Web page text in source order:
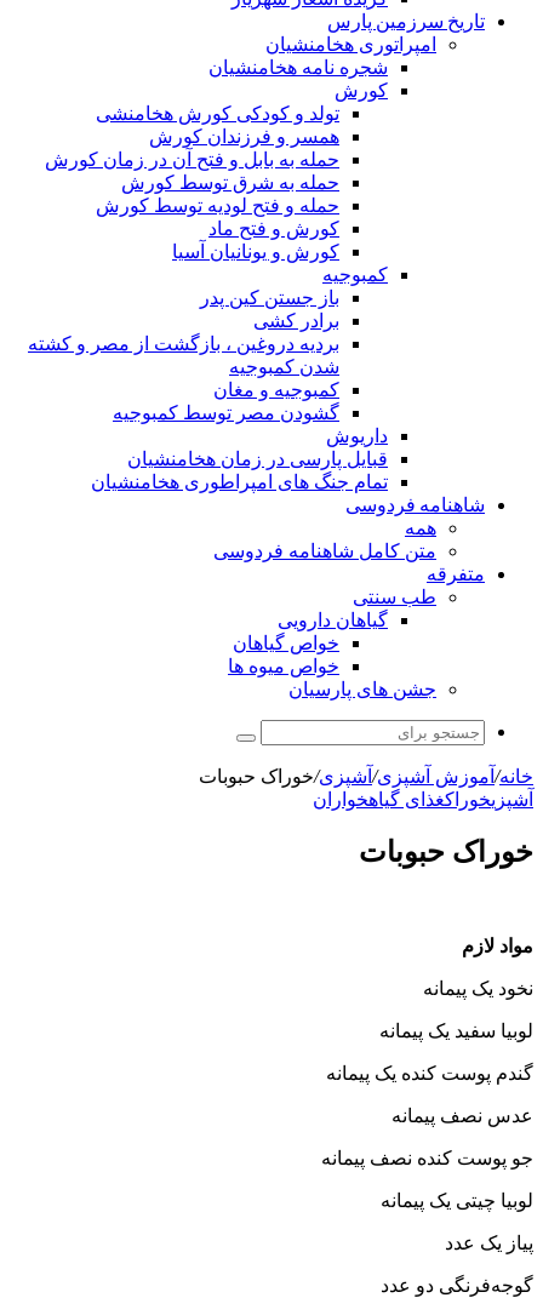
تاریخ سرزمین پارس
امپراتوری هخامنشیان
شجره نامه هخامنشیان
کورش
تولد و کودکی کورش هخامنشی
همسر و فرزندان کورش
حمله به بابل و فتح آن در زمان کورش
حمله به شرق توسط کورش
حمله و فتح لودیه توسط کورش
کورش و فتح ماد
کورش و یونانیان آسیا
کمبوجیه
باز جستن کین پدر
برادر کشی
بردیه دروغین ، بازگشت از مصر و کشته
شدن کمبوجیه
کمبوجیه و مغان
گشودن مصر توسط کمبوجیه
داریوش
قبایل پارسی در زمان هخامنشیان
تمام جنگ های امپراطوری هخامنشیان
شاهنامه فردوسی
همه
متن کامل شاهنامه فردوسی
متفرقه
طب سنتی
گیاهان دارویی
خواص گیاهان
خواص میوه ها
جشن های پارسیان
جستجو
برای
خانه/ آموزش آشپزی/ آشپزی/خوراک حبوبات
آشپزیخوراکغذای گیاهخواران
خوراک حبوبات
مواد لازم
نخود یک پیمانه
لوبیا سفید یک پیمانه
گندم پوست کنده یک پیمانه
عدس نصف پیمانه
جو پوست کنده نصف پیمانه
لوبیا چیتی یک پیمانه
پیاز یک عدد
گوجه‌فرنگی دو عدد